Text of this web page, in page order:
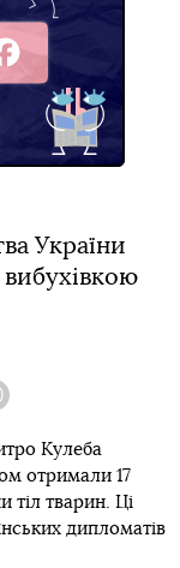
України
вибухівкою
Кулеба
отримали 17
тіл тварин. Ці
дипломатів